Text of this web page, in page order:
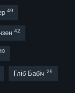
49
42
Гліб Бабіч 29